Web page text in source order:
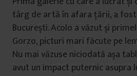
târg de artă în afara țării, a fost
București. Acolo a văzut și
Gorzo, picturi mari făcute pe
Nu mai văzuse niciodată așa
avut un impact puternic asupra